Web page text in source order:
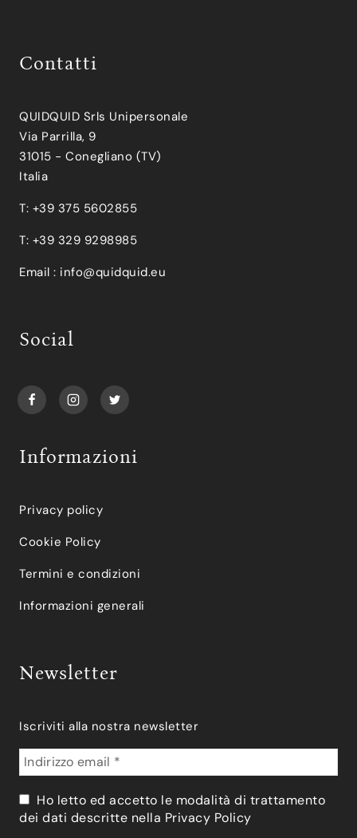
Contatti
QUIDQUID Srls Unipersonale
Via Parrilla, 9
31015 - Conegliano (TV)
Italia
T: +39 375 5602855
T: +39 329 9298985
Email : info@quidquid.eu
Social
Informazioni
Privacy policy
Cookie Policy
Termini e condizioni
Informazioni generali
Newsletter
Iscriviti alla nostra newsletter
Ho letto ed accetto le modalità di trattamento
dei dati descritte nella Privacy Policy